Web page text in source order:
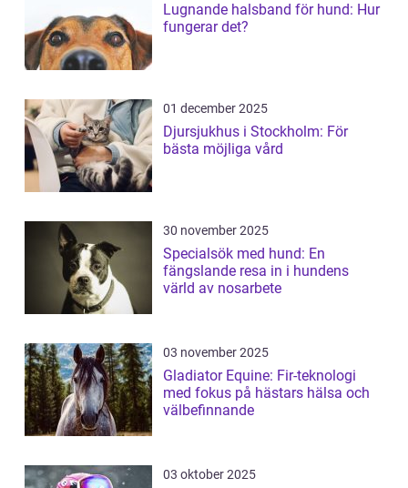
Lugnande halsband för hund: Hur
fungerar det?
01 december 2025
Djursjukhus i Stockholm: För
bästa möjliga vård
30 november 2025
Specialsök med hund: En
fängslande resa in i hundens
värld av nosarbete
03 november 2025
Gladiator Equine: Fir-teknologi
med fokus på hästars hälsa och
välbefinnande
03 oktober 2025